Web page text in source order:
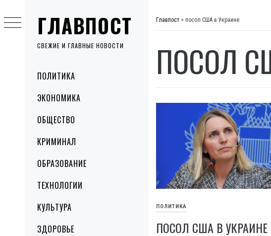
ГЛАВПОСТ
СВЕЖИЕ И ГЛАВНЫЕ НОВОСТИ
MenuПОЛИТИКА
ЭКОНОМИКА
ОБЩЕСТВО
КРИМИНАЛ
ОБРАЗОВАНИЕ
ТЕХНОЛОГИИ
КУЛЬТУРА
ЗДОРОВЬЕ
to
content
Главпост > посол США в Украине
ПОСОЛ
ПОЛИТИКА
ПОСОЛ США В УКРАИНЕ